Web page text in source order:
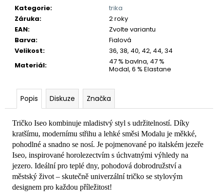
Kategorie:
trika
Záruka:
2 roky
EAN:
Zvolte variantu
Barva:
Fialová
Velikost:
36, 38, 40, 42, 44, 34
Materiál:
47 % bavlna, 47 %
Modal, 6 % Elastane
Popis Diskuze Značka
Tričko Iseo kombinuje mladistvý styl s udržitelností. Díky
kratšímu, modernímu střihu a lehké směsi Modalu je měkké,
pohodlné a snadno se nosí. Je pojmenované po italském jezeře
Iseo, inspirované horolezectvím s úchvatnými výhledy na
jezero. Ideální pro teplé dny, pohodová dobrodružství a
městský život – skutečně univerzální tričko se stylovým
designem pro každou příležitost!